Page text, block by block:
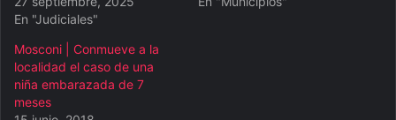
En "Judiciales"
Mosconi | Conmueve a la
localidad el caso de una
niña embarazada de 7
meses